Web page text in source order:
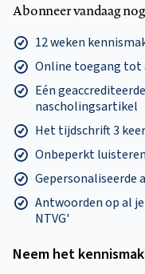
Abonneer vandaag
12 weken
Online toegang
Eén
nascholingsartikel
Het tijdschrift 3
Onbeperkt
Gepersonaliseerde
Antwoorden op al
NTVG'
Neem het